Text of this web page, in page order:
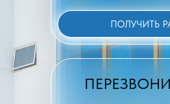
ПОЛУЧИТЬ